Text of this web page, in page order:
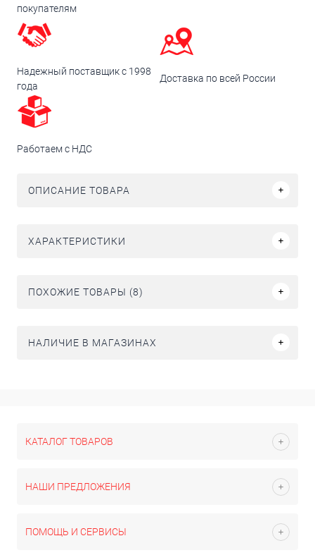
покупателям
Надежный поставщик с 1998
года
Доставка по всей России
Работаем с НДС
ОПИСАНИЕ ТОВАРА
ХАРАКТЕРИСТИКИ
ПОХОЖИЕ ТОВАРЫ (8)
НАЛИЧИЕ В МАГАЗИНАХ
КАТАЛОГ ТОВАРОВ
НАШИ ПРЕДЛОЖЕНИЯ
ПОМОЩЬ И СЕРВИСЫ